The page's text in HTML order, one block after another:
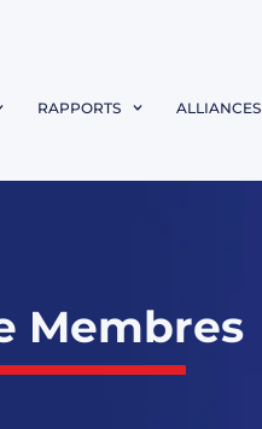
RAPPORTS ALLIANCES
Membres